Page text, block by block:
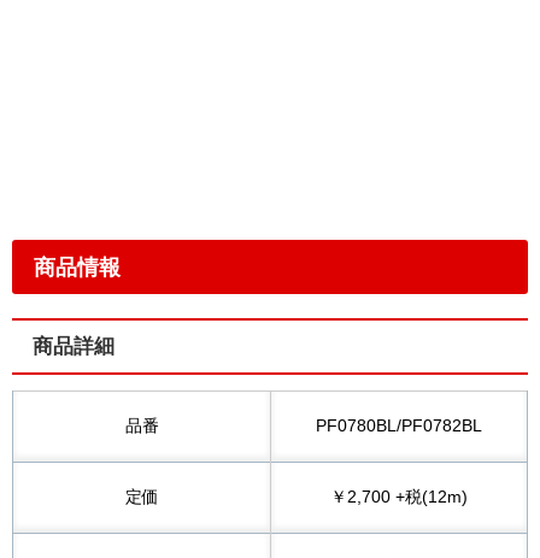
商品情報
商品詳細
品番 PF0780BL/PF0782BL
定価 ￥2,700 +税(12m)